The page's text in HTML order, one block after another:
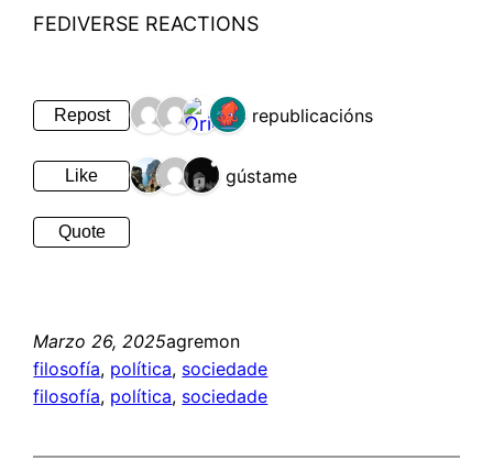
FEDIVERSE REACTIONS
Repost 4 republicacións
Like 3 gústame
Quote
Marzo 26, 2025agremon
filosofía, política, sociedade
filosofía, política, sociedade